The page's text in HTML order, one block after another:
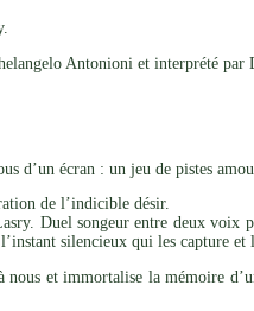
Antonioni et interprété par
d’un écran : un jeu de pistes
de l’indicible désir.
Duel songeur entre deux voix
silencieux qui les capture et
et immortalise la mémoire